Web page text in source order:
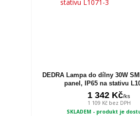
DEDRA Lampa do dílny 30W
panel, IP65 na stativu
1 342 Kč/ks
1 109 Kč bez DPH
SKLADEM - produkt je